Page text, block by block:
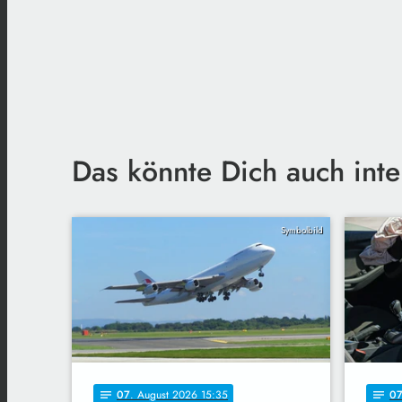
Das könnte Dich auch
Symbolbild
notes 07. August 2026 15:35 notes 07